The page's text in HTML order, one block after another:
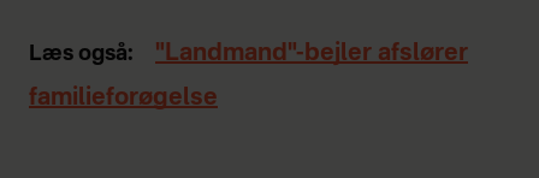
Læs også:
"Landmand"-bejler afslører
familieforøgelse